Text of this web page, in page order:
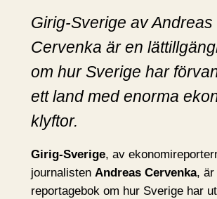
Girig-Sverige av Andreas
Cervenka är en
om hur Sverige har
ett land med enorma
klyftor.
Girig-Sverige, av
journalisten Andreas Cervenka, är
reportagebok om hur Sverige har